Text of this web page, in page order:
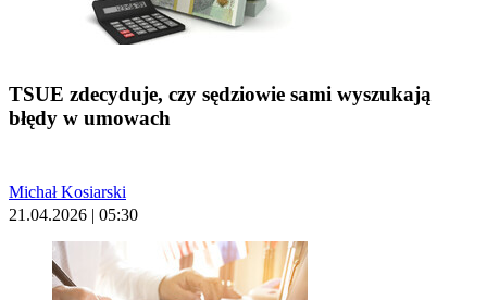
TSUE zdecyduje, czy sędziowie sami wyszukają
błędy w umowach
Michał Kosiarski
21.04.2026 | 05:30